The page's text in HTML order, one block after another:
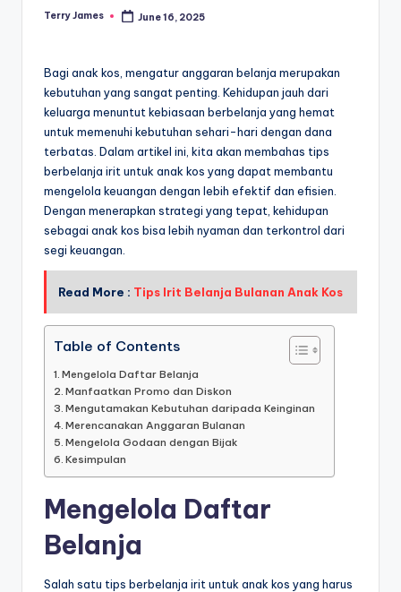
Posted
Terry James June 16, 2025
Bagi anak kos, mengatur anggaran belanja merupakan
kebutuhan yang sangat penting. Kehidupan jauh dari
keluarga menuntut kebiasaan berbelanja yang hemat
untuk memenuhi kebutuhan sehari-hari dengan dana
terbatas. Dalam artikel ini, kita akan membahas tips
berbelanja irit untuk anak kos yang dapat membantu
mengelola keuangan dengan lebih efektif dan efisien.
Dengan menerapkan strategi yang tepat, kehidupan
sebagai anak kos bisa lebih nyaman dan terkontrol dari
segi keuangan.
Read More : Tips Irit Belanja Bulanan Anak Kos
Table of Contents
Mengelola Daftar Belanja
Manfaatkan Promo dan Diskon
Mengutamakan Kebutuhan daripada Keinginan
Merencanakan Anggaran Bulanan
Mengelola Godaan dengan Bijak
Kesimpulan
Mengelola Daftar
Belanja
Salah satu tips berbelanja irit untuk anak kos yang harus